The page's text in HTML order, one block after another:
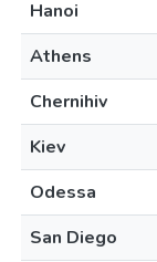
Hanoi
Athens
Chernihiv
Kiev
Odessa
San Diego